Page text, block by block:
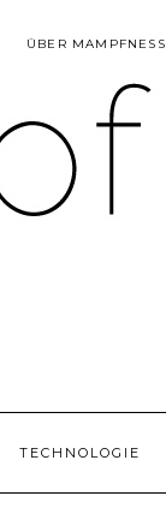
ÜBER MAMPFNESS
TECHNOLOGIE